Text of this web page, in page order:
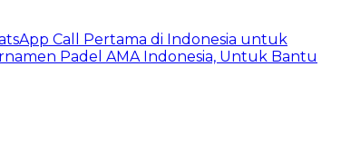
Call Pertama di Indonesia untuk
Padel AMA Indonesia, Untuk Bantu